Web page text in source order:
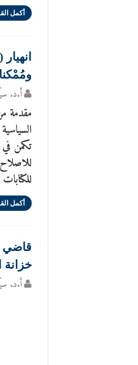
أكمل
أ.د.
مقدمة
تكمن
أكمل
قاضي
خزانة
أ.د.